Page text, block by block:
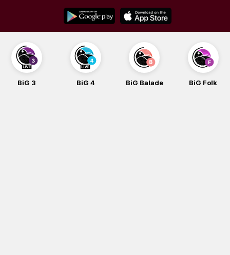
content
BiG 3 BiG 4 BiG Balade BiG Folk